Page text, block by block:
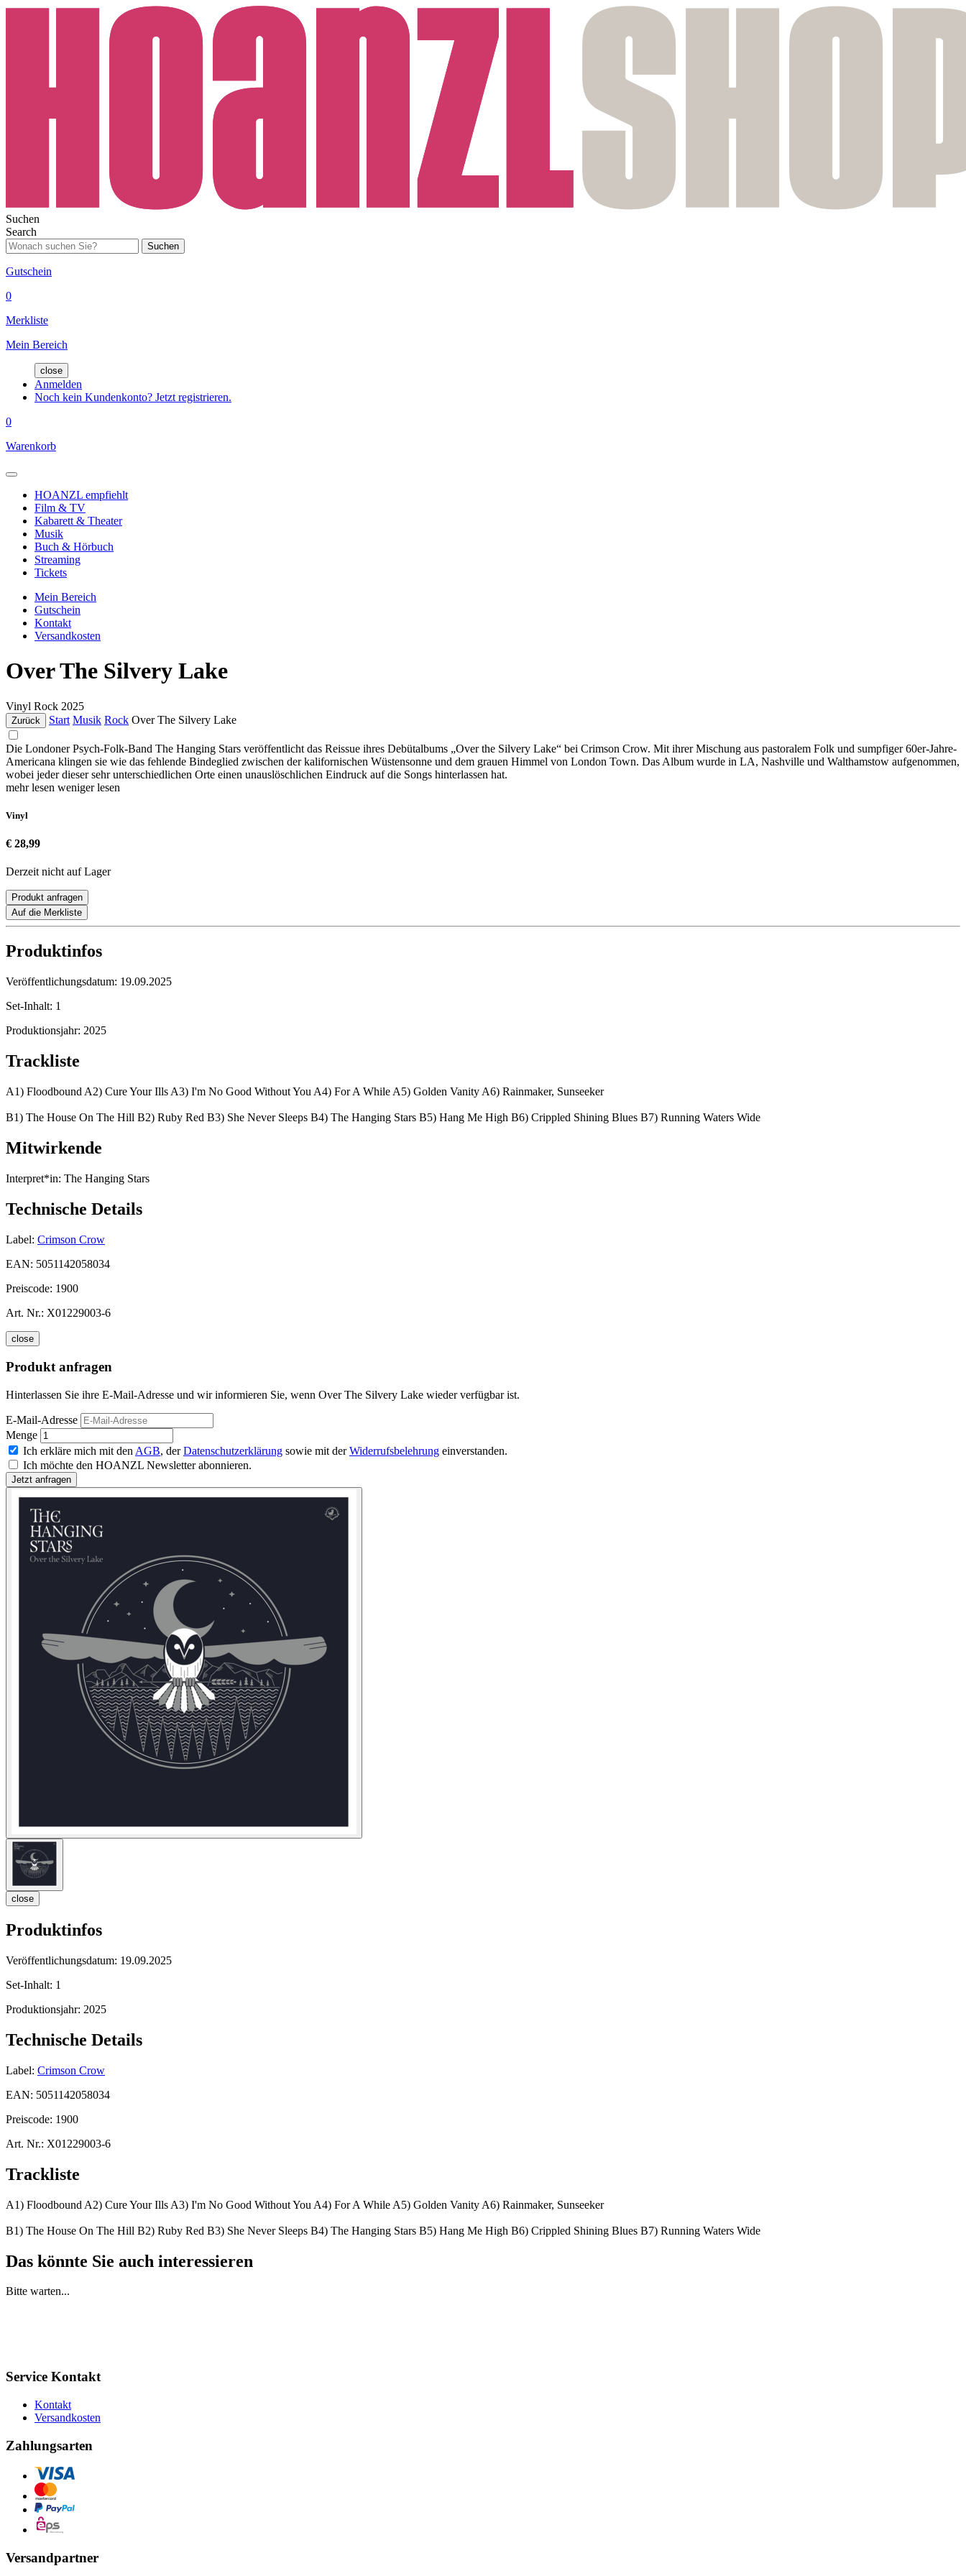
Suchen
Search
Suchen
Gutschein
0
Merkliste
Mein Bereich
close
Anmelden
Noch kein Kundenkonto? Jetzt registrieren.
0
Warenkorb
HOANZL empfiehlt
Film & TV
Kabarett & Theater
Musik
Buch & Hörbuch
Streaming
Tickets
Mein Bereich
Gutschein
Kontakt
Versandkosten
Over The Silvery Lake
Vinyl Rock 2025
Zurück Start Musik Rock Over The Silvery Lake
Die Londoner Psych-Folk-Band The Hanging Stars veröffentlicht das Reissue ihres Debütalbums „Over the Silvery Lake“ bei Crimson Crow. Mit ihrer Mischung aus pastoralem Folk und sumpfiger 60er-Jahre-
Americana klingen sie wie das fehlende Bindeglied zwischen der kalifornischen Wüstensonne und dem grauen Himmel von London Town. Das Album wurde in LA, Nashville und Walthamstow aufgenommen,
wobei jeder dieser sehr unterschiedlichen Orte einen unauslöschlichen Eindruck auf die Songs hinterlassen hat.
mehr lesen weniger lesen
Vinyl
€ 28,99
Derzeit nicht auf Lager
Produkt anfragen
Auf die Merkliste
Produktinfos
Veröffentlichungsdatum: 19.09.2025
Set-Inhalt: 1
Produktionsjahr: 2025
Trackliste
A1) Floodbound A2) Cure Your Ills A3) I'm No Good Without You A4) For A While A5) Golden Vanity A6) Rainmaker, Sunseeker
B1) The House On The Hill B2) Ruby Red B3) She Never Sleeps B4) The Hanging Stars B5) Hang Me High B6) Crippled Shining Blues B7) Running Waters Wide
Mitwirkende
Interpret*in: The Hanging Stars
Technische Details
Label: Crimson Crow
EAN: 5051142058034
Preiscode: 1900
Art. Nr.: X01229003-6
close
Produkt anfragen
Hinterlassen Sie ihre E-Mail-Adresse und wir informieren Sie, wenn Over The Silvery Lake wieder verfügbar ist.
E-Mail-Adresse
Menge
Ich erkläre mich mit den AGB, derDatenschutzerklärung sowie mit derWiderrufsbelehrung einverstanden.
Ich möchte den HOANZL Newsletter abonnieren.
close
Produktinfos
Veröffentlichungsdatum: 19.09.2025
Set-Inhalt: 1
Produktionsjahr: 2025
Technische Details
Label: Crimson Crow
EAN: 5051142058034
Preiscode: 1900
Art. Nr.: X01229003-6
Trackliste
A1) Floodbound A2) Cure Your Ills A3) I'm No Good Without You A4) For A While A5) Golden Vanity A6) Rainmaker, Sunseeker
B1) The House On The Hill B2) Ruby Red B3) She Never Sleeps B4) The Hanging Stars B5) Hang Me High B6) Crippled Shining Blues B7) Running Waters Wide
Das könnte Sie auch interessieren
Bitte warten...
Service Kontakt
Kontakt
Versandkosten
Zahlungsarten
Versandpartner